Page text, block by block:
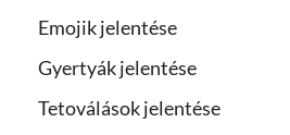
Emojik jelentése
Gyertyák jelentése
Tetoválások jelentése